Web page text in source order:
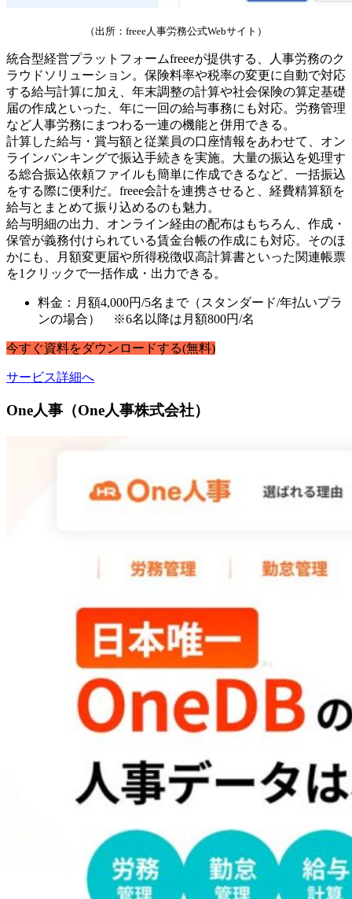
（出所：freee人事労務公式Webサイト）
統合型経営プラットフォームfreeeが提供する、人事労務のク
ラウドソリューション。保険料率や税率の変更に自動で対応
する給与計算に加え、年末調整の計算や社会保険の算定基礎
届の作成といった、年に一回の給与事務にも対応。労務管理
など人事労務にまつわる一連の機能と併用できる。
計算した給与・賞与額と従業員の口座情報をあわせて、オン
ラインバンキングで振込手続きを実施。大量の振込を処理す
る総合振込依頼ファイルも簡単に作成できるなど、一括振込
をする際に便利だ。freee会計を連携させると、経費精算額を
給与とまとめて振り込めるのも魅力。
給与明細の出力、オンライン経由の配布はもちろん、作成・
保管が義務付けられている賃金台帳の作成にも対応。そのほ
かにも、月額変更届や所得税徴収高計算書といった関連帳票
を1クリックで一括作成・出力できる。
料金：月額4,000円/5名まで（スタンダード/年払いプラ
ンの場合） ※6名以降は月額800円/名
今すぐ資料をダウンロードする(無料)
サービス詳細へ
One人事（One人事株式会社）